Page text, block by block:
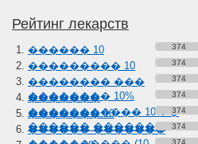
Рейтинг лекарств
������ 10 374
��������� 10 374
�������� ���
�������� 10%
374
�������
����������� 10% �
������ �������
374
������� 10 374
������ �������
374
374